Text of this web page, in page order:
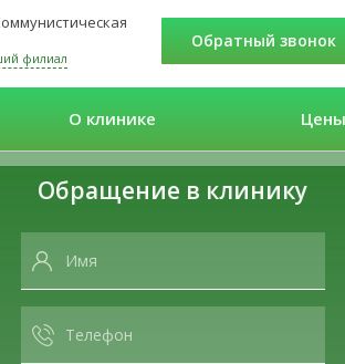
филиал
Обратный звонок
О клинике Цены
Обращение в клинику